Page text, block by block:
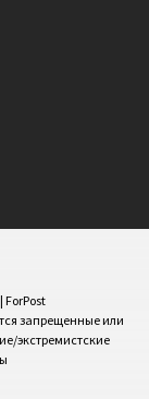
ForPost
запрещенные или
экстремистские